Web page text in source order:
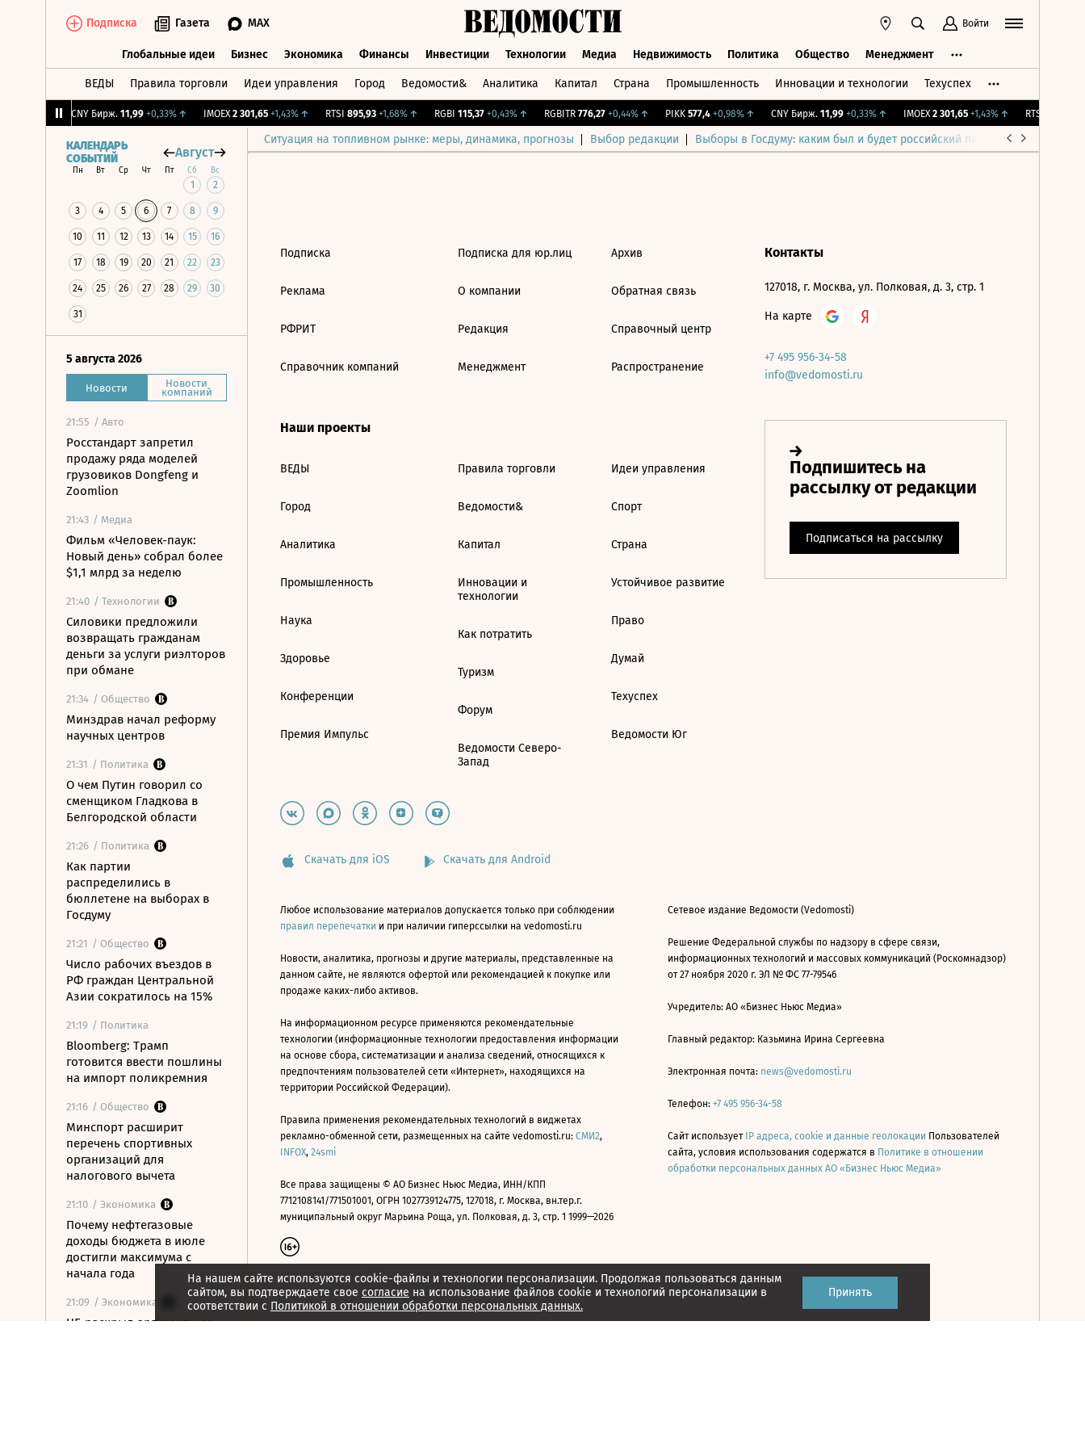
Подписка Газета MAX Войти
Глобальные идеи Бизнес Экономика Финансы Инвестиции Технологии Медиа Недвижимость Политика Общество Менеджмент
ВЕДЫ Правила торговли Идеи управления Город Ведомости& Аналитика Капитал Страна Промышленность Инновации и технологии Техуспех
CNY Бирж. 11,99 +0,33%↑ IMOEX 2 301,65 +1,43%↑ RTSI 895,93 +1,68%↑ RGBI 115,37 +0,43%↑ RGBITR 776,27 +0,44%↑ PIKK 577,4 +0,98%↑ CNY Бирж. 11,99 +0,33%↑ IMOEX 2 301,65 +1,43%↑ RTSI
Ситуация на топливном рынке: меры, динамика, прогнозы Выбор редакции Выборы в Госдуму: каким был и будет российский парламент
КАЛЕНДАРЬ
СОБЫТИЙ
Август
Пн Вт Ср Чт Пт Сб Вс
1 2
3 4 5 6 7 8 9
10 11 12 13 14 15 16
17 18 19 20 21 22 23
24 25 26 27 28 29 30
31
5 августа 2026
Новости Новости
компаний
21:55 / Авто
Росстандарт запретил
продажу ряда моделей
грузовиков Dongfeng и
Zoomlion
21:43 / Медиа
Фильм «Человек-паук:
Новый день» собрал более
$1,1 млрд за неделю
21:40 / Технологии
Силовики предложили
возвращать гражданам
деньги за услуги риэлторов
при обмане
21:34 / Общество
Минздрав начал реформу
научных центров
21:31 / Политика
О чем Путин говорил со
сменщиком Гладкова в
Белгородской области
21:26 / Политика
Как партии
распределились в
бюллетене на выборах в
Госдуму
21:21 / Общество
Число рабочих въездов в
РФ граждан Центральной
Азии сократилось на 15%
21:19 / Политика
Bloomberg: Трамп
готовится ввести пошлины
на импорт поликремния
21:16 / Общество
Минспорт расширит
перечень спортивных
организаций для
налогового вычета
21:10 / Экономика
Почему нефтегазовые
доходы бюджета в июле
достигли максимума с
начала года
21:09 / Экономика
ЦБ раскрыл аргументы за
На нашем сайте используются cookie-файлы и технологии персонализации. Продолжая пользоваться данным
сайтом, вы подтверждаете свое согласие на использование файлов cookie и технологий персонализации в
соответствии с Политикой в отношении обработки персональных данных.
Принять
Подписка
Реклама
РФРИТ
Справочник компаний
Подписка для юр.лиц
О компании
Редакция
Менеджмент
Архив
Обратная связь
Справочный центр
Распространение
Наши проекты
ВЕДЫ
Город
Аналитика
Промышленность
Наука
Здоровье
Конференции
Премия Импульс
Правила торговли
Ведомости&
Капитал
Инновации и
технологии
Как потратить
Туризм
Форум
Ведомости Северо-
Запад
Идеи управления
Спорт
Страна
Устойчивое развитие
Право
Думай
Техуспех
Ведомости Юг
Контакты
127018, г. Москва, ул. Полковая, д. 3, стр. 1
На карте
+7 495 956-34-58
info@vedomosti.ru
Скачать для iOS Скачать для Android
Любое использование материалов допускается только при соблюдении
правил перепечатки и при наличии гиперссылки на vedomosti.ru
Новости, аналитика, прогнозы и другие материалы, представленные на
данном сайте, не являются офертой или рекомендацией к покупке или
продаже каких-либо активов.
На информационном ресурсе применяются рекомендательные
технологии (информационные технологии предоставления информации
на основе сбора, систематизации и анализа сведений, относящихся к
предпочтениям пользователей сети «Интернет», находящихся на
территории Российской Федерации).
Правила применения рекомендательных технологий в виджетах
рекламно-обменной сети, размещенных на сайте vedomosti.ru: СМИ2,
INFOX, 24smi
Все права защищены © АО Бизнес Ньюс Медиа, ИНН/КПП
7712108141/771501001, ОГРН 1027739124775, 127018, г. Москва, вн.тер.г.
муниципальный округ Марьина Роща, ул. Полковая, д. 3, стр. 1 1999—2026
Сетевое издание Ведомости (Vedomosti)
Решение Федеральной службы по надзору в сфере связи,
информационных технологий и массовых коммуникаций (Роскомнадзор)
от 27 ноября 2020 г. ЭЛ № ФС 77-79546
Учредитель: АО «Бизнес Ньюс Медиа»
Главный редактор: Казьмина Ирина Сергеевна
Электронная почта: news@vedomosti.ru
Телефон: +7 495 956-34-58
Сайт использует IP адреса, cookie и данные геолокации Пользователей
сайта, условия использования содержатся в Политике в отношении
обработки персональных данных АО «Бизнес Ньюс Медиа»